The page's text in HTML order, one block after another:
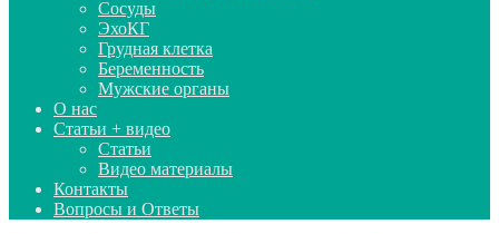
Сосуды
ЭхоКГ
Грудная клетка
Беременность
Мужские органы
О нас
Статьи + видео
Статьи
Видео материалы
Контакты
Вопросы и Ответы